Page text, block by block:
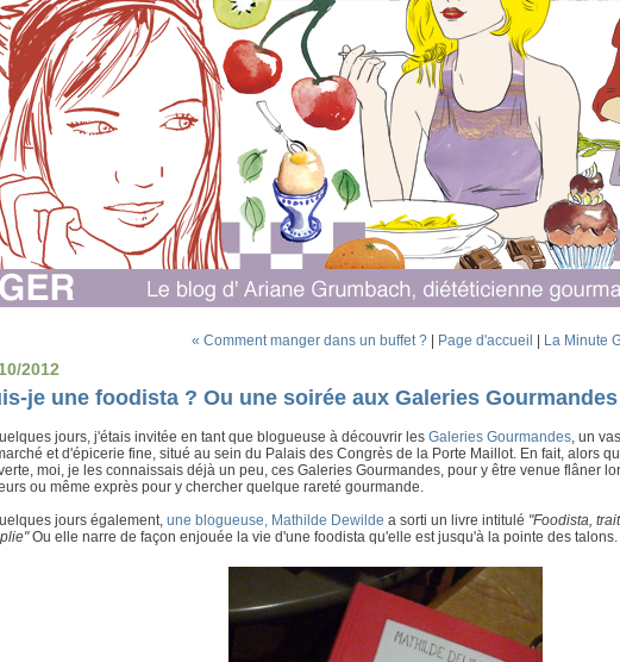
« Comment manger dans un buffet ? Page d'accueil La Minute
2012
je une foodista ? Ou une soirée aux Galeries Gourmandes
jours, j'étais invitée en tant que blogueuse à découvrir les Galeries Gourmandes, un
et d'épicerie fine, situé au sein du Palais des Congrès de la Porte Maillot. En fait, alors
moi, je les connaissais déjà un peu, ces Galeries Gourmandes, pour y être venue flâner
ou même exprès pour y chercher quelque rareté gourmande.
jours également, une blogueuse, Mathilde Dewilde a sorti un livre intitulé "Foodista,
Ou elle narre de façon enjouée la vie d'une foodista qu'elle est jusqu'à la pointe des talons.